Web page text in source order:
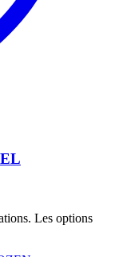
Les options